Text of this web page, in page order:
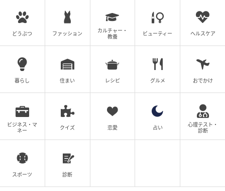
どうぶつ ファッション
カルチャー・
教養
ビューティー ヘルスケア
暮らし 住まい レシピ グルメ おでかけ
ビジネス・マ
ネー
クイズ 恋愛 占い
心理テスト・
診断
スポーツ 診断